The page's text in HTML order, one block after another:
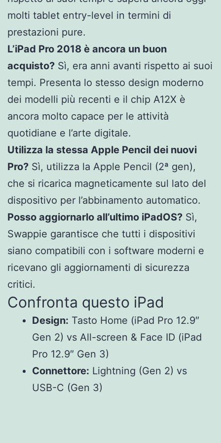
molti tablet entry-level in termini di
prestazioni pure.
L’iPad Pro 2018 è ancora un buon
acquisto? Sì, era anni avanti rispetto ai suoi
tempi. Presenta lo stesso design moderno
dei modelli più recenti e il chip A12X è
ancora molto capace per le attività
quotidiane e l’arte digitale.
Utilizza la stessa Apple Pencil dei nuovi
Pro? Sì, utilizza la Apple Pencil (2ª gen),
che si ricarica magneticamente sul lato del
dispositivo per l’abbinamento automatico.
Posso aggiornarlo all’ultimo iPadOS? Sì,
Swappie garantisce che tutti i dispositivi
siano compatibili con i software moderni e
ricevano gli aggiornamenti di sicurezza
critici.
Confronta questo iPad
Design: Tasto Home (iPad Pro 12.9″
Gen 2) vs All-screen & Face ID (iPad
Pro 12.9″ Gen 3)
Connettore: Lightning (Gen 2) vs
USB-C (Gen 3)